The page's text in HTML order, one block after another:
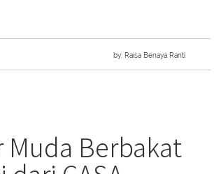
by: Raisa Benaya Ranti
Muda Berbakat